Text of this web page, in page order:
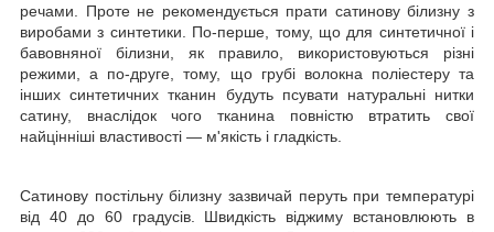
речами. Проте не рекомендується прати сатинову білизну з
виробами з синтетики. По-перше, тому, що для синтетичної і
бавовняної білизни, як правило, використовуються різні
режими, а по-друге, тому, що грубі волокна поліестеру та
інших синтетичних тканин будуть псувати натуральні нитки
сатину, внаслідок чого тканина повністю втратить свої
найцінніші властивості ― м'якість і гладкість.
Сатинову постільну білизну зазвичай перуть при температурі
від 40 до 60 градусів. Швидкість віджиму встановлюють в